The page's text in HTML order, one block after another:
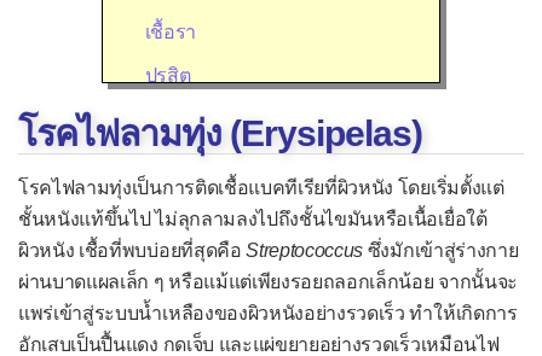
เชื้อรา
ปรสิต
เชื้ออื่น ๆ
อาการของโรคติดเชื้อ
โรคติดเชื้อไวรัส
กล้ามเนื้อหัวใจอักเสบจากไวรัส
ไข้เลือดออก
ไข้สมองอักเสบ
โรคไฟลามทุ่ง (Erysipelas)
โรคไฟลามทุ่งเป็นการติดเชื้อแบคทีเรียที่ผิวหนัง โดยเริ่มตั้งแต่
ชั้นหนังแท้ขึ้นไป ไม่ลุกลามลงไปถึงชั้นไขมันหรือเนื้อเยื่อใต้
ผิวหนัง เชื้อที่พบบ่อยที่สุดคือStreptococcus ซึ่งมักเข้าสู่ร่างกาย
ผ่านบาดแผลเล็ก ๆ หรือแม้แต่เพียงรอยถลอกเล็กน้อย จากนั้นจะ
แพร่เข้าสู่ระบบน้ำเหลืองของผิวหนังอย่างรวดเร็ว ทำให้เกิดการ
อักเสบเป็นปื้นแดง กดเจ็บ และแผ่ขยายอย่างรวดเร็วเหมือนไฟ